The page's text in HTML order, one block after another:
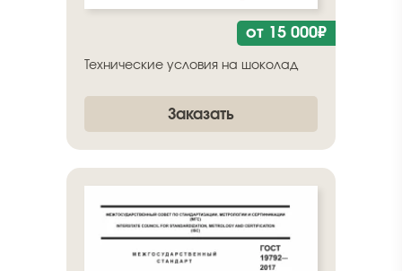
от 15 000₽
Технические условия на шоколад
Заказать